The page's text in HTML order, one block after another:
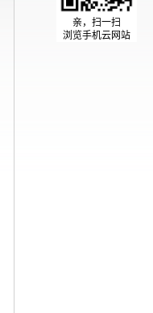
亲，扫一扫
浏览手机云网站